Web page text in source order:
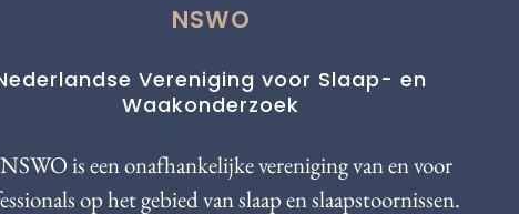
NSWO
Vereniging voor Slaap- en
Waakonderzoek
is een onafhankelijke vereniging van en voor
op het gebied van slaap en slaapstoornissen.